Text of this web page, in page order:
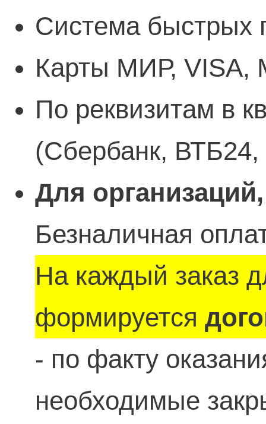
Система быстрых
Карты МИР, VISA,
По реквизитам в
(Сбербанк,
Для
Безналичная
На каждый заказ
формируется
- по факту
необходимые